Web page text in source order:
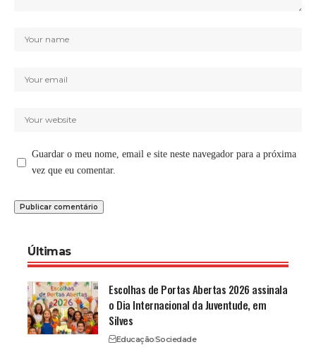
Guardar o meu nome, email e site neste navegador para a próxima
vez que eu comentar.
Últimas
Escolhas de Portas Abertas 2026 assinala
o Dia Internacional da Juventude, em
Silves
EducaçãoSociedade